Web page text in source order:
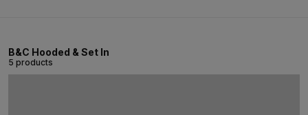
B&C Hooded & Set In
5 products